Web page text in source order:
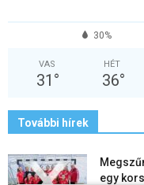
30%
VAS
31 °
HÉT
36°
További hírek
egy